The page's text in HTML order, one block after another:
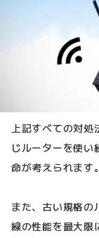
上記すべての対処
じルーターを使い
命が考えられます。
また、古い規格の
線の性能を最大限